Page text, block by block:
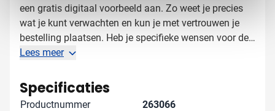
een gratis digitaal voorbeeld aan. Zo weet je precies
wat je kunt verwachten en kun je met vertrouwen je
bestelling plaatsen. Heb je specifieke wensen voor de
bedrukking of zoek je advies over de beste plaatsing
denken graag met je mee en zorgen samen voor een
opvallend resultaat dat je relaties waarderen.
Lees meer
Specificaties
Productnummer
263066